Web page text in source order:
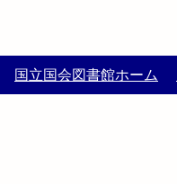
国立国会図書館ホーム